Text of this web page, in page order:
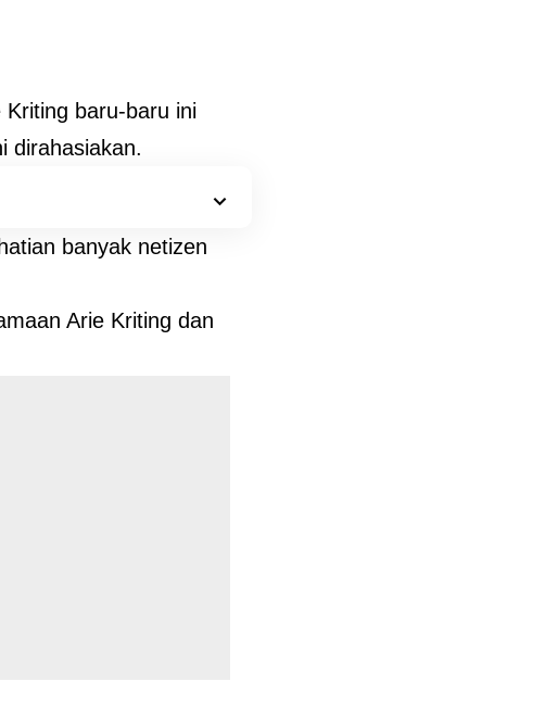
baru-baru ini
dirahasiakan.
banyak netizen
Arie Kriting dan